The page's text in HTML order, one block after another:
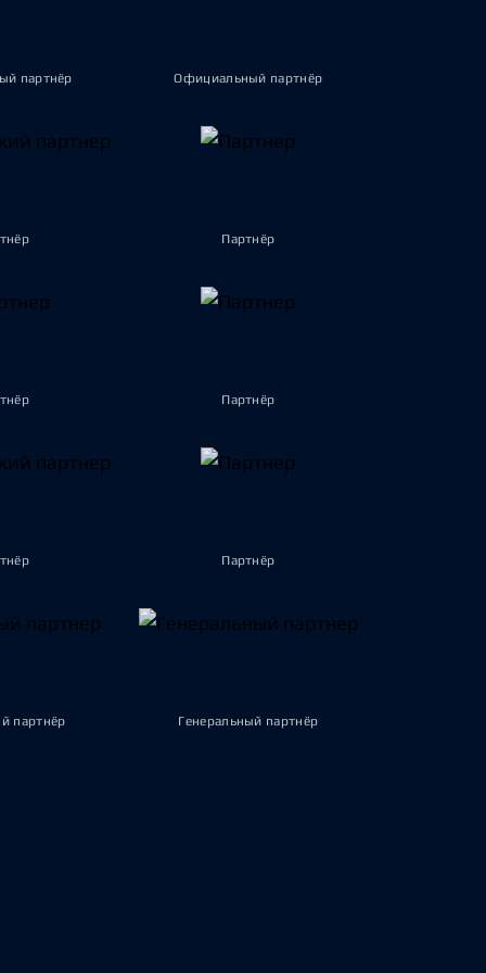
партнёр Официальный партнёр
Партнёр
Партнёр
Партнёр
партнёр Генеральный партнёр